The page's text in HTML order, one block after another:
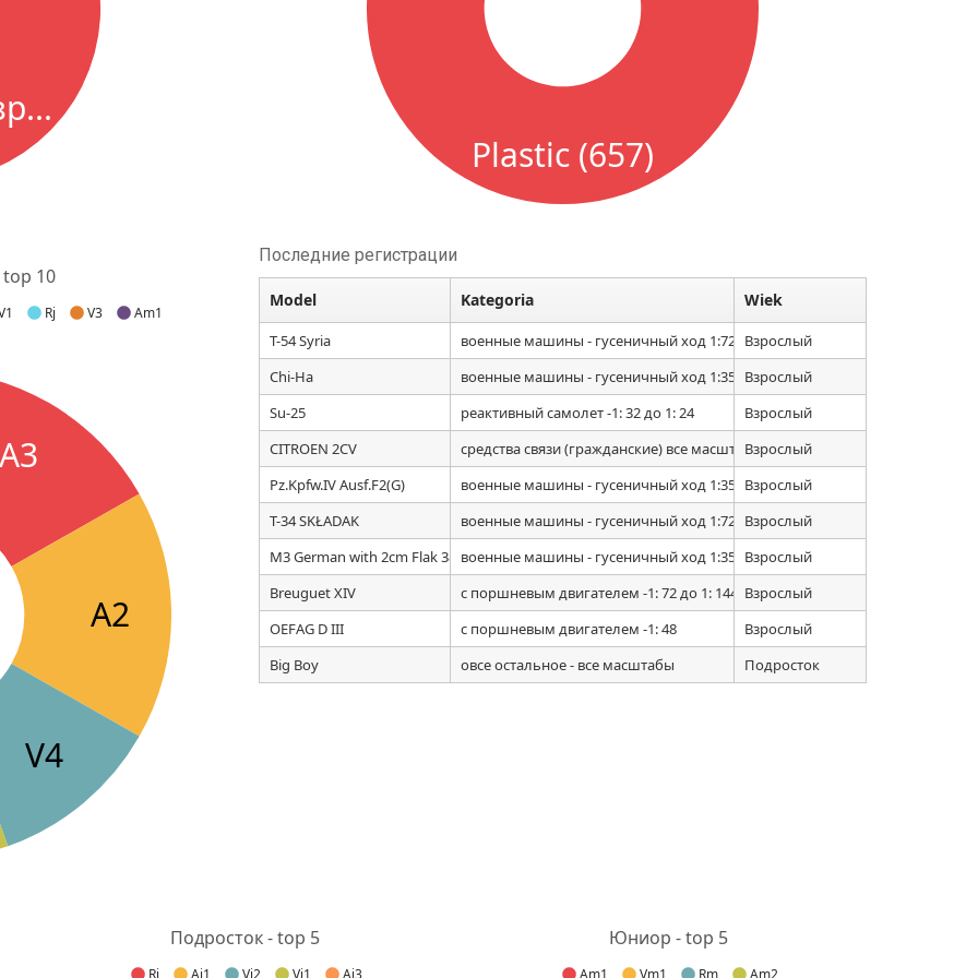
Plastic (657)
Rj V3 Am1
10
A3
A2
V4
Последние регистрации
Model Kategoria Wiek
T-54 Syria военные машины - гусеничный ход 1:72
Взрослый
Chi-Ha
военные машины - гусеничный ход 1:35
Взрослый
Su-25
реактивный самолет -1: 32 до 1: 24
Взрослый
CITROEN 2CV
средства связи (гражданские) все масштабыВзрослый
Pz.Kpfw.IV Ausf.F2(G)
военные машины - гусеничный ход 1:35
Взрослый
T-34 SKŁADAK
военные машины - гусеничный ход 1:72
Взрослый
M3 German with 2cm Flak 38 Africaвоенные машины - гусеничный ход 1:35
Взрослый
Breuguet XIV
с поршневым двигателем -1: 72 до 1: 144
Взрослый
OEFAG D III
с поршневым двигателем -1: 48
Взрослый
Big Boy
овсе остальное - все масштабы Подросток
Rj Aj1 Vj2 Vj1 Aj3
Подросток - top 5
Am1 Vm1 Rm Am2
Юниор - top 5